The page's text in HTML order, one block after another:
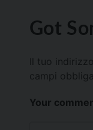
Got
Il tuo
campi
Your